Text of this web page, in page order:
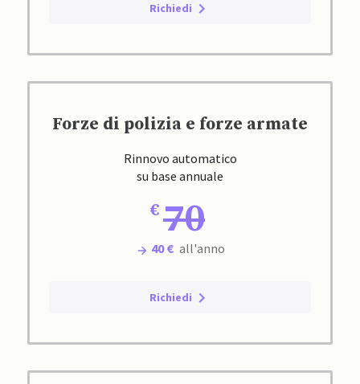
Richiedi
Forze di polizia e forze armate
Rinnovo automatico
su base annuale
70
40 € all'anno
Richiedi